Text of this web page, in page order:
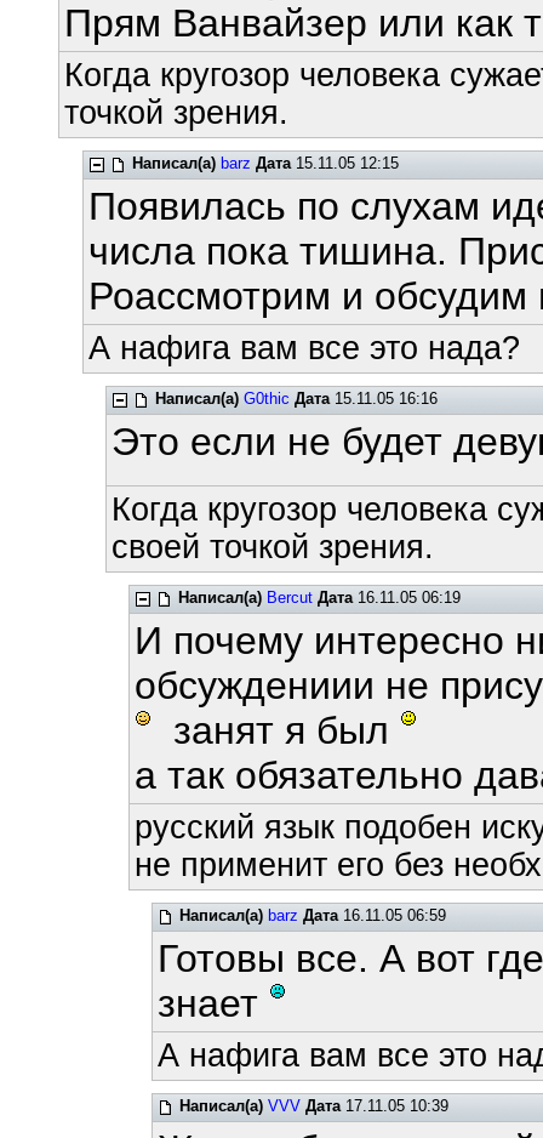
Прям Ванвайзер или как
Когда кругозор человека
точкой зрения.
Написал(а) barz Дата15.11.05 12:15
Появилась по слухам
числа пока тишина.
Роассмотрим и обсудим
А нафига вам все это нада?
Написал(а) G0thic Дата15.11.05 16:16
Это если не будет
Когда кругозор человека
своей точкой зрения.
Написал(а) Bercut Дата16.11.05 06:19
И почему интересно
обсуждениии не
занят я был
а так обязательно
русский язык подобен
не применит его без
Написал(а) barz Дата16.11.05 06:59
Готовы все. А вот
знает
А нафига вам все это
Написал(а) VVV Дата17.11.05 10:39